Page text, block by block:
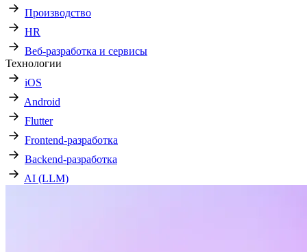
Производство
HR
Веб-разработка и сервисы
Технологии
iOS
Android
Flutter
Frontend-разработка
Backend-разработка
AI (LLM)